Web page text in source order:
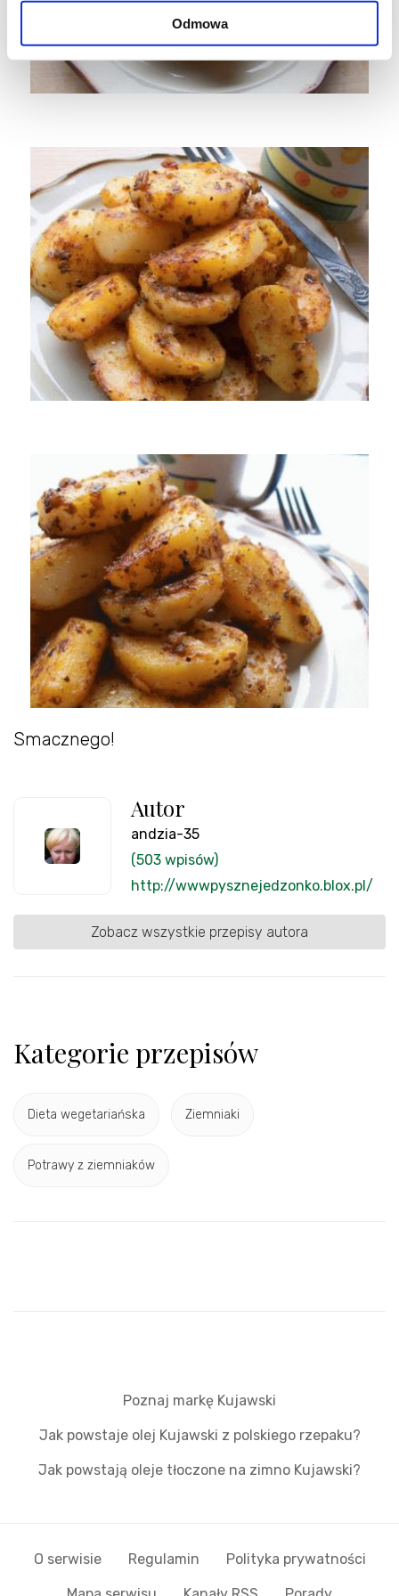
Odmowa
Smacznego!
Autor
andzia-35
(503 wpisów)
http://wwwpysznejedzonko.blox.pl/
Zobacz wszystkie przepisy autora
Kategorie przepisów
Dieta wegetariańska Ziemniaki
Potrawy z ziemniaków
Poznaj markę Kujawski
Jak powstaje olej Kujawski z polskiego rzepaku?
Jak powstają oleje tłoczone na zimno Kujawski?
O serwisie Regulamin Polityka prywatności